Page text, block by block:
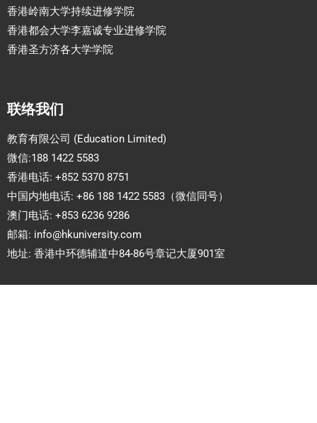
香港岭南大学持续进修学院
香港都会大学李嘉诚专业进修学院
香港圣方济各大学学院
联络我们
教育有限公司 (Education Limited)
微信:188 1422 5583
香港电话: +852 5370 8751
中国内地电话: +86 188 1422 5583（微信同号）
澳门电话: +853 6236 9286
邮箱: info@hkuniversity.com
地址: 香港中环德辅道中84-86号章记大厦901室